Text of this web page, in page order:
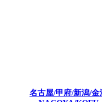
名古屋/甲府/新潟/金